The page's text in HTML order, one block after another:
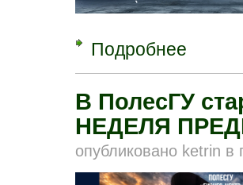
Подробнее
В ПолесГУ
НЕДЕЛЯ
опубликовано ketrin в